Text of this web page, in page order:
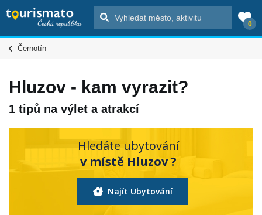
0
Černotín
Hluzov - kam vyrazit?
1 tipů na výlet a atrakcí
Hledáte ubytování
v místě Hluzov ?
Najít Ubytování